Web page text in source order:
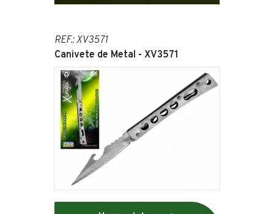
REF.: XV3571
Canivete de Metal - XV3571